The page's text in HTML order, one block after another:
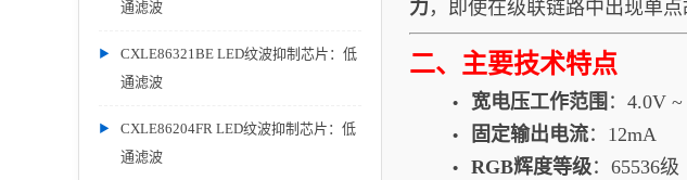
通滤波
CXLE86321BE LED纹波抑制芯片：低
通滤波
CXLE86204FR LED纹波抑制芯片：低
通滤波
力 ，即使在级联链路中出现单
二、主要技术特点
• 宽电压工作范围 ：4.0V
• 固定输出电流：12mA
• RGB辉度等级：65536